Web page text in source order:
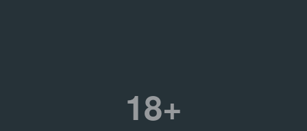
18+